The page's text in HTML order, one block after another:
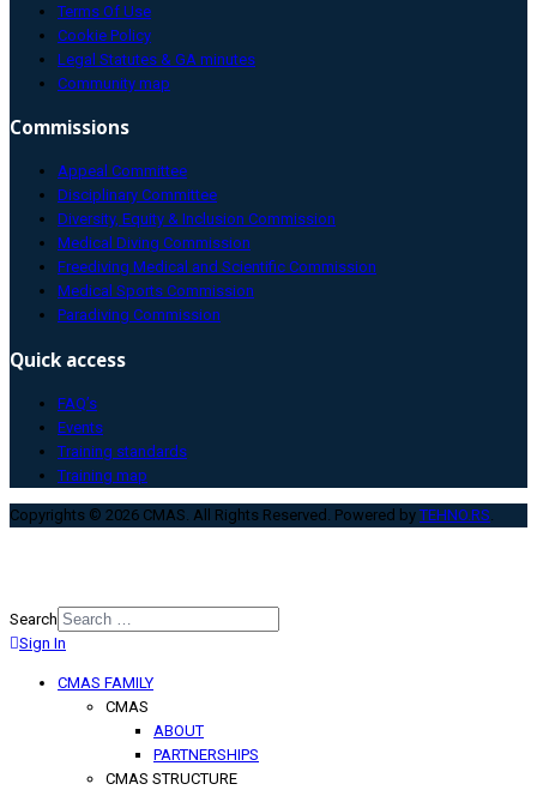
Terms Of Use
Cookie Policy
Legal Statutes & GA minutes
Community map
Commissions
Appeal Committee
Disciplinary Committee
Diversity, Equity & Inclusion Commission
Medical Diving Commission
Freediving Medical and Scientific Commission
Medical Sports Commission
Paradiving Commission
Quick access
FAQ’s
Events
Training standards
Training map
Copyrights © 2026 CMAS. All Rights Reserved. Powered byTEHNO.RS
Search
Type 2 or more characters for
Sign In
CMAS FAMILY
CMAS
ABOUT
PARTNERSHIPS
CMAS STRUCTURE